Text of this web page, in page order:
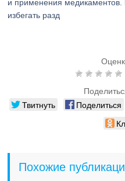
и применения медикаментов.
избегать разд
Твитнуть Поделиться
Похожие